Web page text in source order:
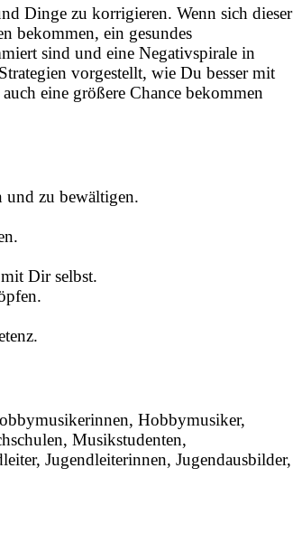
Dinge zu korrigieren. Wenn sich dieser
bekommen, ein gesundes
sind und eine Negativspirale in
vorgestellt, wie Du besser mit
eine größere Chance bekommen
und zu bewältigen.
Dir selbst.
Hobbymusiker,
Musikstudenten,
Jugendleiterinnen, Jugendausbilder,